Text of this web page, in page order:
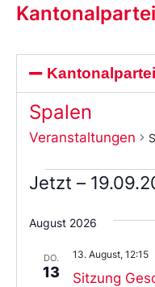
Kantonalpartei
Kantonalpartei
Spalen
Veranstaltungen
Jetzt –
Sie
das
aus.
August 2026
DO.
13 Sitzung
13. August, 12:15